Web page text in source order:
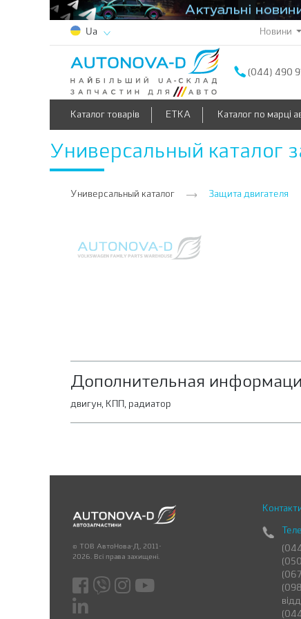
Ua Новини
(044) 490
Каталог товарів ETKA Каталог по марці
Универсальный каталог
Универсальный каталог Защита двигателя
Дополнительная
двигун, КПП, радиатор
© ТОВ АвтоНова-Д, 2011-
2026. Всі права захищені.